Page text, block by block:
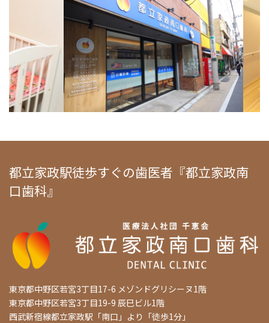
都立家政駅徒歩すぐの歯医者『都立家政南
口歯科』
東京都中野区若宮3丁目17-6 メゾンドグリシーヌ1階
東京都中野区若宮3丁目19-9 辰巳ビル1階
西武新宿線都立家政駅「南口」より「徒歩1分」